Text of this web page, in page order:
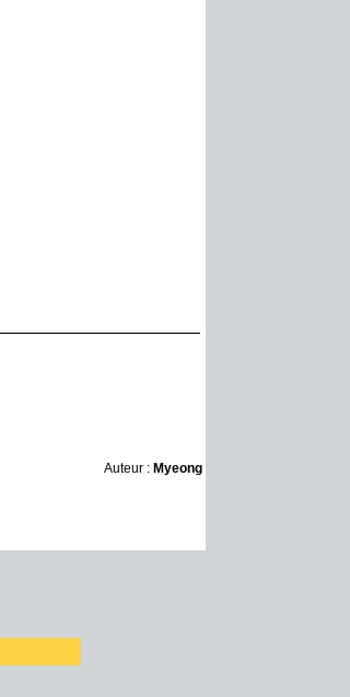
Auteur : Myeong